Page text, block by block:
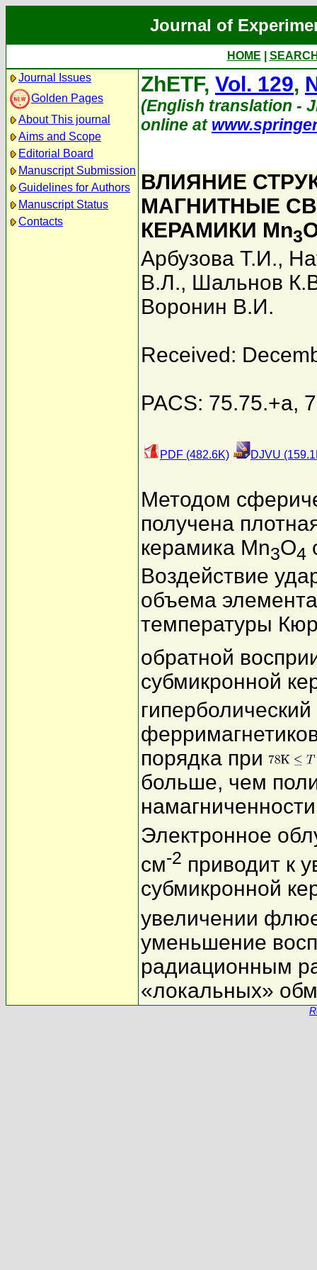
Journal of
HOME
Journal Issues
Golden Pages
About This journal
Aims and Scope
Editorial Board
Manuscript Submission
Guidelines for Authors
Manuscript Status
Contacts
ZhETF, Vol. 129,
(English translation -
online at
ВЛИЯНИЕ
МАГНИТНЫЕ
КЕРАМИКИ Mn3
Арбузова Т.И.,
В.Л., Шальнов
Воронин В.И.
Received:
PACS: 75.75.+a,
PDF (482.6K) DJVU
Методом
получена
керамика Mn3O4
Воздействие
объема
температуры
обратной
субмикронной
порядка при
больше, чем
Электронное
см-2 приводит к
субмикронной
увеличении
уменьшение
радиационным
«локальных»